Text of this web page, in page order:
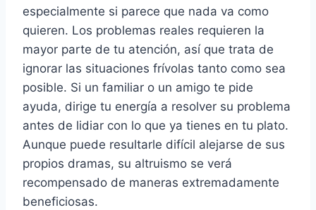
especialmente si parece que nada va como
quieren. Los problemas reales requieren la
mayor parte de tu atención, así que trata de
ignorar las situaciones frívolas tanto como sea
posible. Si un familiar o un amigo te pide
ayuda, dirige tu energía a resolver su problema
antes de lidiar con lo que ya tienes en tu plato.
Aunque puede resultarle difícil alejarse de sus
propios dramas, su altruismo se verá
recompensado de maneras extremadamente
beneficiosas.